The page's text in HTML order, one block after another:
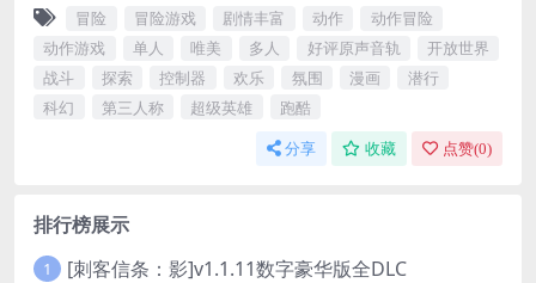
冒险 冒险游戏 剧情丰富 动作
动作冒险
动作游戏
单人 唯美 多人 好评原声音轨
开放世界
战斗
探索 控制器 欢乐 氛围 漫画
潜行
科幻
第三人称 超级英雄 跑酷
分享 收藏 点赞(0)
排行榜展示
1 [刺客信条：影]v1.1.11数字豪华版全DLC